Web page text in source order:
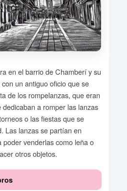
en el barrio de Chamberí y su
un antiguo oficio que se
de los rompelanzas, que eran
a romper las lanzas
o las fiestas que se
Las lanzas se partían en
venderlas como leña o
otros objetos.